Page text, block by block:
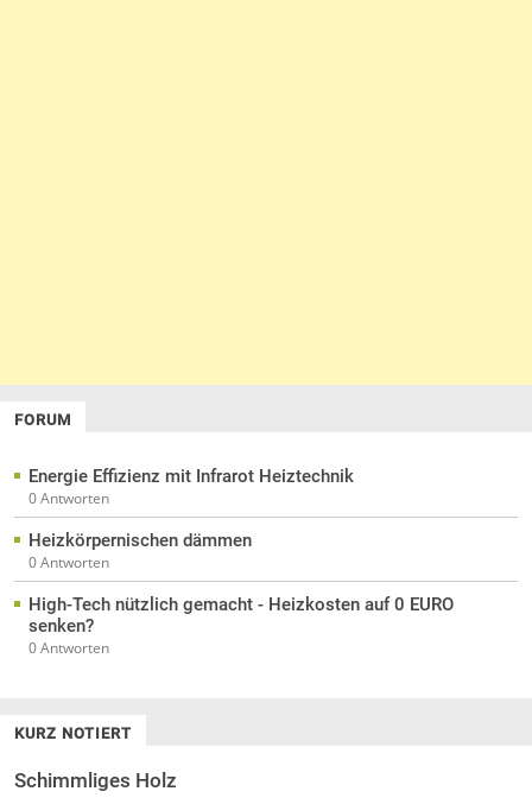
FORUM
Energie Effizienz mit Infrarot Heiztechnik
0 Antworten
Heizkörpernischen dämmen
0 Antworten
High-Tech nützlich gemacht - Heizkosten auf 0 EURO
senken?
0 Antworten
KURZ NOTIERT
Schimmliges Holz